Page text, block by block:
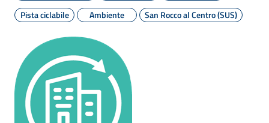
Pista ciclabile
Ambiente San Rocco al Centro (SUS)